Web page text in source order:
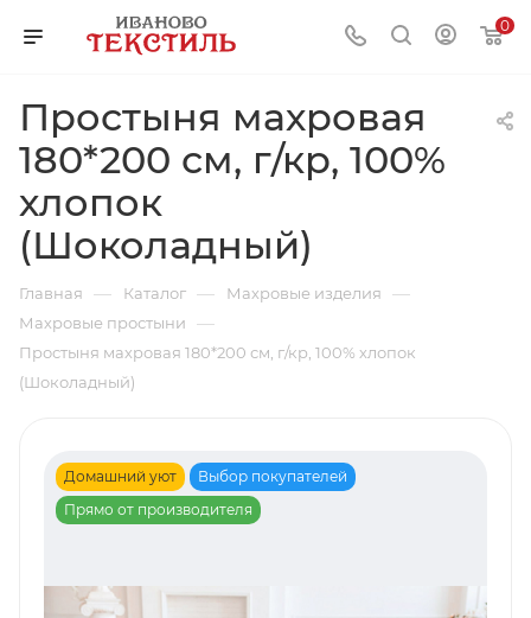
0
Простыня махровая
180*200 см, г/кр, 100%
хлопок
(Шоколадный)
Главная — Каталог — Махровые изделия —
Махровые простыни —
Простыня махровая 180*200 см, г/кр, 100% хлопок
(Шоколадный)
Домашний уют
Выбор покупателей
Прямо от производителя